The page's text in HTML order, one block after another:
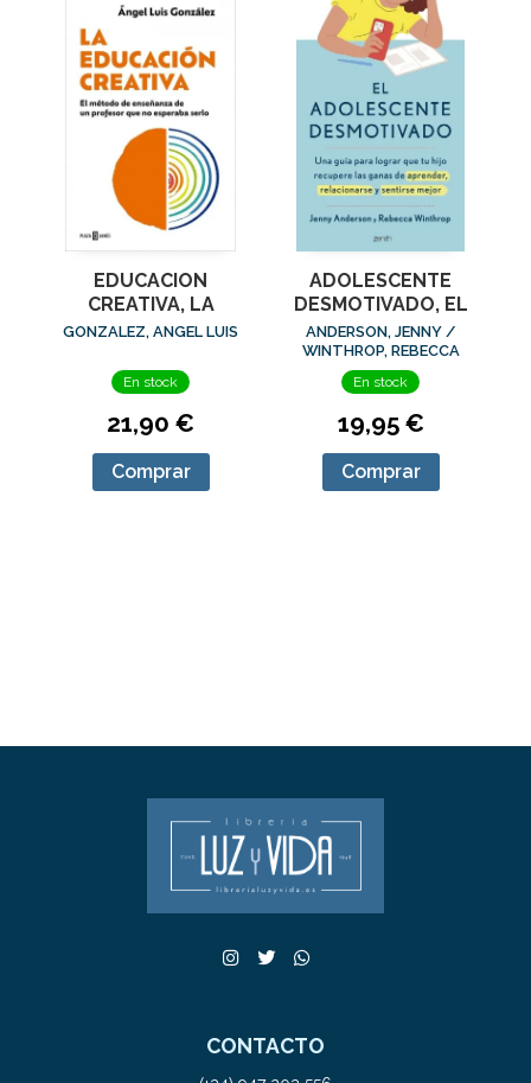
EDUCACION
CREATIVA, LA
GONZALEZ, ANGEL LUIS
En stock
21,90 €
Comprar
ADOLESCENTE
DESMOTIVADO, EL
ANDERSON, JENNY /
WINTHROP, REBECCA
En stock
19,95 €
Comprar
CONTACTO